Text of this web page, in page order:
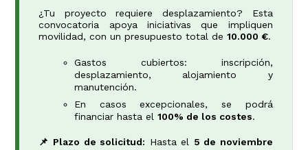
¿Tu proyecto requiere desplazamiento? Esta
convocatoria apoya iniciativas que impliquen
movilidad, con un presupuesto total de10.000 €.
Gastos cubiertos: inscripción,
desplazamiento, alojamiento y
manutención.
En casos excepcionales, se podrá
financiar hasta el100% de los costes.
📌 Plazo de solicitud: Hasta el 5 de noviembre